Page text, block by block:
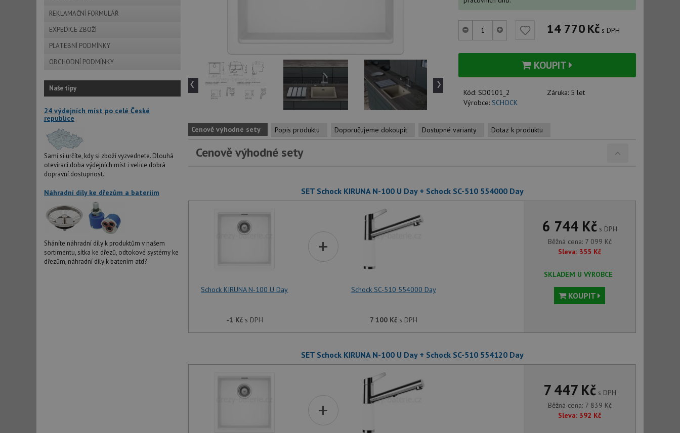
REKLAMAČNÍ FORMULÁŘ
EXPEDICE ZBOŽÍ
PLATEBNÍ PODMÍNKY
OBCHODNÍ PODMÍNKY
Naše tipy
24 výdejních míst po celé České
republice
Sami si určíte, kdy si zboží vyzvednete. Dlouhá
otevírací doba výdejních míst i velice dobrá
dopravní dostupnost.
Náhradní díly ke dřezům a bateriím
Sháníte náhradní díly k produktům v našem
sortimentu, sítka ke dřezů, odtokové systémy ke
dřezům, náhradní díly k bateriím atd?
‹ ›
14 770Kč s DPH
KOUPIT
Kód: SD0101_2 Záruka: 5 let
Výrobce: SCHOCK
Cenově výhodné sety Popis produktu Doporučujeme dokoupit Dostupné varianty Dotaz k produktu
Cenově výhodné sety
SET Schock KIRUNA N-100 U Day + Schock SC-510 554000 Day
Schock KIRUNA N-100 U Day
-1 Kčs DPH
+
Schock SC-510 554000 Day
7 100 Kčs DPH
6 744 Kčs DPH
Běžná cena: 7 099 Kč
Sleva: 355 Kč
SKLADEM U VÝROBCE
KOUPIT
SET Schock KIRUNA N-100 U Day + Schock SC-510 554120 Day
+
7 447 Kčs DPH
Běžná cena: 7 839 Kč
Sleva: 392 Kč